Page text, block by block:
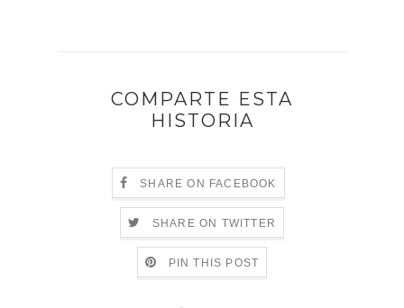
COMPARTE ESTA
HISTORIA
SHARE ON FACEBOOK
SHARE ON TWITTER
PIN THIS POST